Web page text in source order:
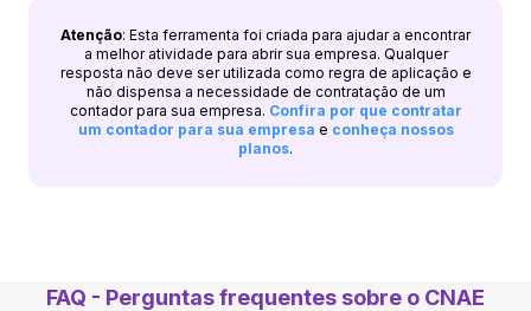
Atenção: Esta ferramenta foi criada para ajudar a encontrar
a melhor atividade para abrir sua empresa. Qualquer
resposta não deve ser utilizada como regra de aplicação e
não dispensa a necessidade de contratação de um
contador para sua empresa. Confira por que contratar
um contador para sua empresa e conheça nossos
planos.
FAQ - Perguntas frequentes sobre o CNAE